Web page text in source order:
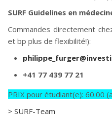
SURF Guidelines en
Commandes directement
et bp plus de flexibilité!):
+41 77 439 77 21
PRIX pour étudiant(e): 60.00
> SURF-Team